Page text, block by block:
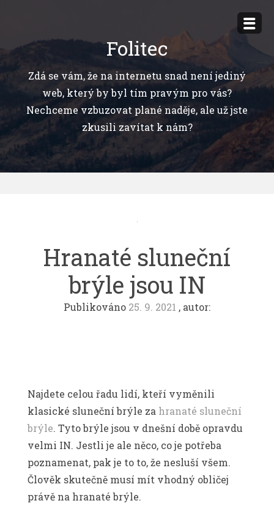
obsahu
Folitec
Zdá se vám, že na internetu snad není jediný
web, který by byl tím pravým pro vás?
Nechceme vzbuzovat plané naděje, ale už jste
zkusili zavítat k nám?
Hranaté sluneční
brýle jsou IN
Publikováno 25. 9. 2021 , autor:
Najdete celou řadu lidí, kteří vyměnili
klasické sluneční brýle za hranaté sluneční
brýle. Tyto brýle jsou v dnešní době opravdu
velmi IN. Jestli je ale něco, co je potřeba
poznamenat, pak je to to, že nesluší všem.
Člověk skutečně musí mít vhodný obličej
právě na hranaté brýle.